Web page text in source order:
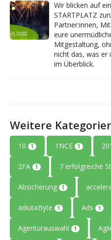
Wir blicken auf
STARTPLATZ
Partner:innen,
eure
Mitgestaltung,
nicht das, was er
im Überblick.
Weitere
10 1 1NCE 1
2FA 1 7 erfolgreiche
Absicherung 1
adiutaByte 1 Ads 1
Agenturauswahl 1